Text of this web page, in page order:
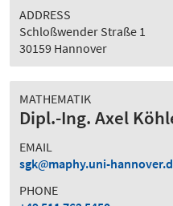
ADDRESS
Schloßwender Straße 1
30159 Hannover
MATHEMATIK
Dipl.-Ing. Axel
EMAIL
sgk
maphy.uni-
PHONE